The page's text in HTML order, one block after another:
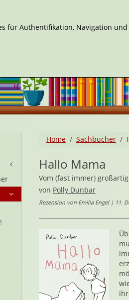
Home Sachbücher
Hallo Mama
Vom (fast immer)
von Polly Dunbar
Rezension von Emilia Engel | 11.
für Authentifikation, Navigation